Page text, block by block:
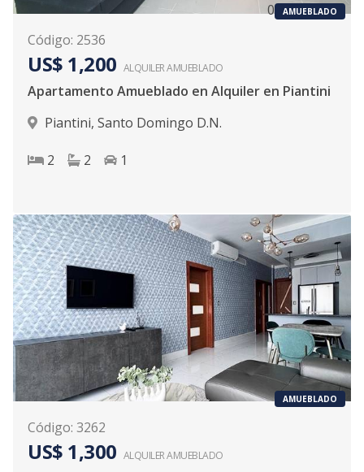
0 AMUEBLADO
Código: 2536
US$ 1,200 ALQUILERAMUEBLADO
Apartamento Amueblado en Alquiler en Piantini
Piantini, Santo Domingo D.N.
2 2 1
AMUEBLADO
Código: 3262
US$ 1,300 ALQUILERAMUEBLADO